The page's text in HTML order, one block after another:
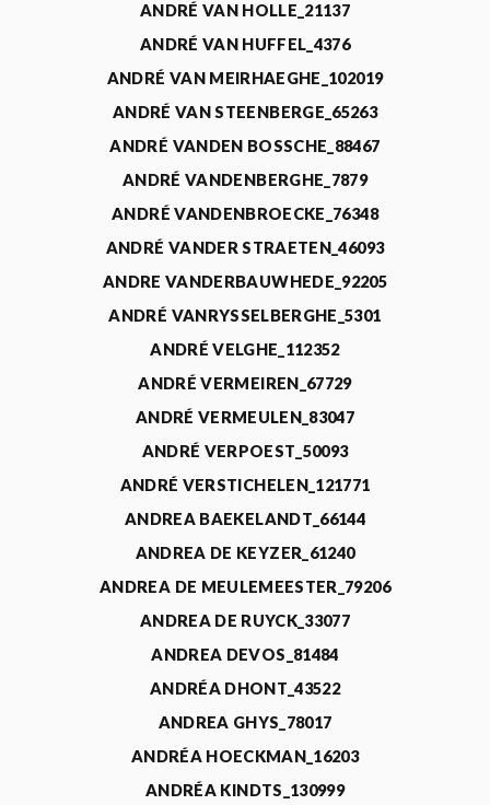
ANDRÉ VAN HOLLE_21137
ANDRÉ VAN HUFFEL_4376
ANDRÉ VAN MEIRHAEGHE_102019
ANDRÉ VAN STEENBERGE_65263
ANDRÉ VANDEN BOSSCHE_88467
ANDRÉ VANDENBERGHE_7879
ANDRÉ VANDENBROECKE_76348
ANDRÉ VANDER STRAETEN_46093
ANDRE VANDERBAUWHEDE_92205
ANDRÉ VANRYSSELBERGHE_5301
ANDRÉ VELGHE_112352
ANDRÉ VERMEIREN_67729
ANDRÉ VERMEULEN_83047
ANDRÉ VERPOEST_50093
ANDRÉ VERSTICHELEN_121771
ANDREA BAEKELANDT_66144
ANDREA DE KEYZER_61240
ANDREA DE MEULEMEESTER_79206
ANDREA DE RUYCK_33077
ANDREA DEVOS_81484
ANDRÉA DHONT_43522
ANDREA GHYS_78017
ANDRÉA HOECKMAN_16203
ANDRÉA KINDTS_130999